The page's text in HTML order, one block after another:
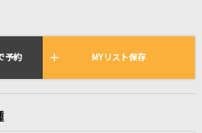
ムで歌われている曲の一覧
予約 MYリスト保存